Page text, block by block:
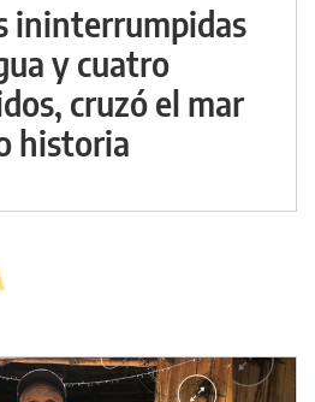
ininterrumpidas
y cuatro
cruzó el mar
historia